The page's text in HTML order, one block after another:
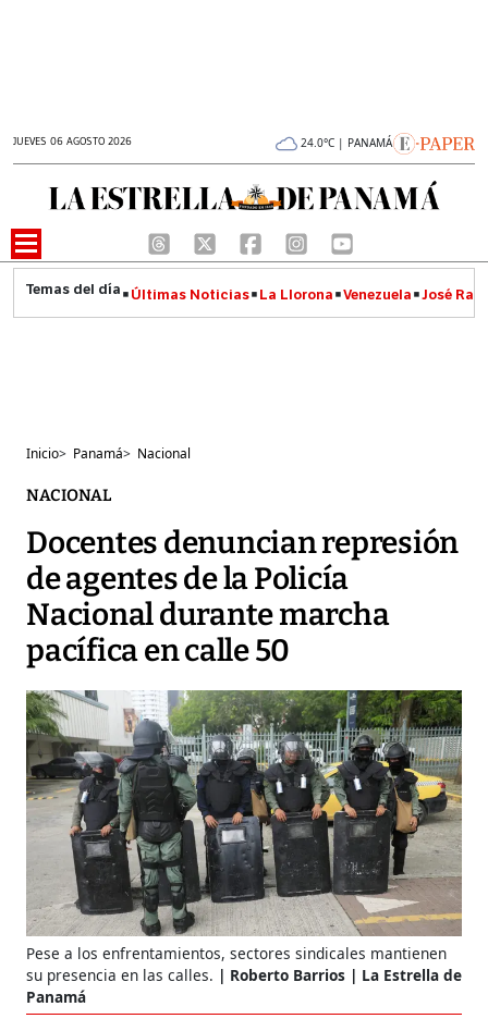
JUEVES 06 AGOSTO 2026 24.0°C | PANAMÁ
Últimas Noticias La Llorona Venezuela José
Inicio> Panamá> Nacional
NACIONAL
Docentes denuncian represión
de agentes de la Policía
Nacional durante marcha
pacífica en calle 50
Pese a los enfrentamientos, sectores sindicales mantienen
su presencia en las calles.
Roberto Barrios | La Estrella de
Panamá